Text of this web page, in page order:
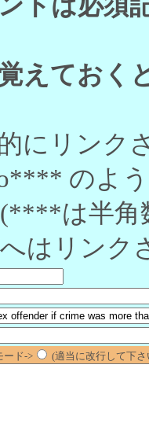
トは必須
えておく
にリンク
のよ
は半角
はリンク
ド-> (適当に改行して下